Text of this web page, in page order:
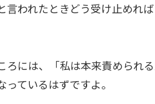
言われたときどう受け止めれ
ろには、「私は本来責められ
っているはずですよ。